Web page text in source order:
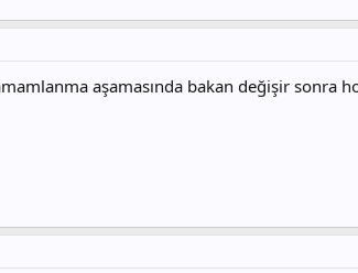
aşamasında bakan değişir sonra